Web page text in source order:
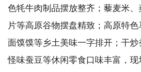
色牦牛肉制品摆放整齐；藜麦米
片等高原谷物摆盘精致；高原特
面馍馍等乡土美味一字排开；干炒
怪味蚕豆等休闲零食口味丰富，现